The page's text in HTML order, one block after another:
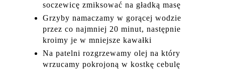
soczewicę zmiksować na gładką masę
Grzyby namaczamy w gorącej wodzie
przez co najmniej 20 minut, następnie
kroimy je w mniejsze kawałki
Na patelni rozgrzewamy olej na który
wrzucamy pokrojoną w kostkę cebulę